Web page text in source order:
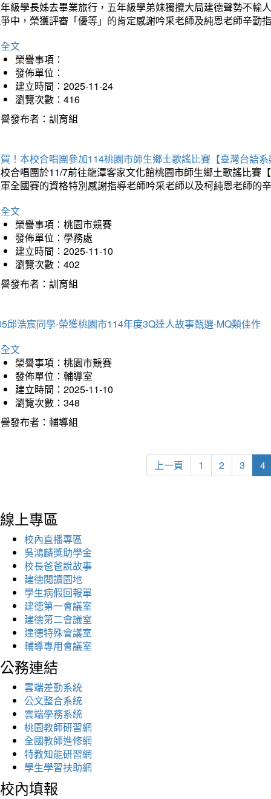
級學長姊去畢業旅行，五年級學弟妹獨攬大局建德聲勢不輸
中，榮獲評審「優等」的肯定感謝吟采老師及純恩老師辛勤
文
榮譽事項：
發佈單位：
建立時間：2025-11-24
瀏覽次數：416
發布者：訓育組
！本校合唱團參加114桃園市師生鄉土歌謠比賽【臺灣台語
合唱團於11/7前往龍潭客家文化館桃園市師生鄉土歌謠比賽
全國賽的資格特別感謝指導老師吟采老師以及柯純恩老師的
文
榮譽事項：桃園市競賽
發佈單位：學務處
建立時間：2025-11-10
瀏覽次數：402
發布者：訓育組
邱浩宸同學-榮獲桃園市114年度3Q達人故事甄選-MQ類佳作
文
榮譽事項：桃園市競賽
發佈單位：輔導室
建立時間：2025-11-10
瀏覽次數：348
發布者：輔導組
上一頁 1 2 3 4
線上專區
校內直播專區
吳鴻麟獎助學金
校長爸爸說故事
建德閱讀園地
學生病假回報單
建德第一會議室
建德第二會議室
建德特殊會議室
輔導專用會議室
公務連結
雲端差勤系統
公文整合系統
雲端學務系統
桃園教師研習網
全國教師進修網
特教知能研習網
學生學習扶助網
校內填報